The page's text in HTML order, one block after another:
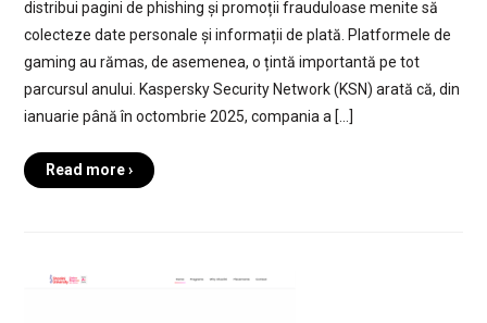
distribui pagini de phishing și promoții frauduloase menite să
colecteze date personale și informații de plată. Platformele de
gaming au rămas, de asemenea, o țintă importantă pe tot
parcursul anului. Kaspersky Security Network (KSN) arată că, din
ianuarie până în octombrie 2025, compania a […]
Read more ›